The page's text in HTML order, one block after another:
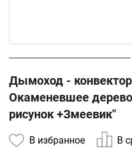
Дымоход -
Окаменевшее
рисунок +Змеевик"
В избранное В